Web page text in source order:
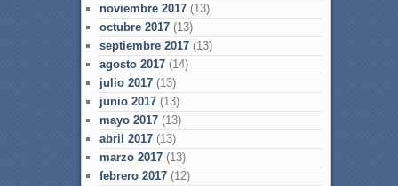
noviembre 2017(13)
octubre 2017(13)
septiembre 2017(13)
agosto 2017(14)
julio 2017(13)
junio 2017(13)
mayo 2017(13)
abril 2017(13)
marzo 2017(13)
febrero 2017(12)